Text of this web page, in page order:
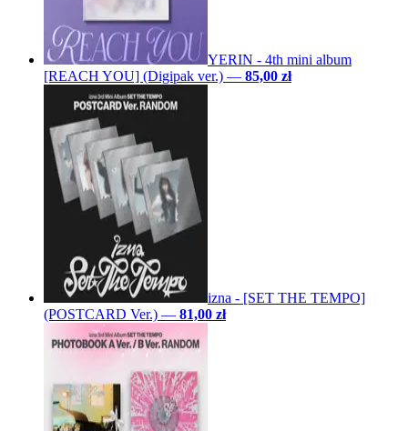
YERIN - 4th mini album
[REACH YOU] (Digipak ver.) — 85,00 zł
izna - [SET THE TEMPO]
(POSTCARD Ver.) — 81,00 zł